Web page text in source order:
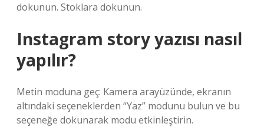
dokunun. Stoklara dokunun.
Instagram story yazısı nasıl
yapılır?
Metin moduna geç: Kamera arayüzünde, ekranın
altındaki seçeneklerden “Yaz” modunu bulun ve bu
seçeneğe dokunarak modu etkinleştirin.